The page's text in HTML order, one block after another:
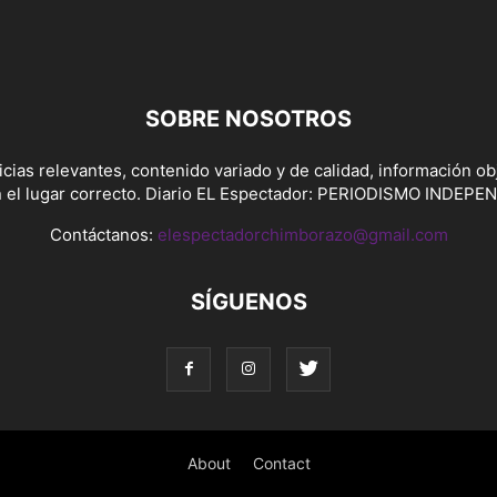
SOBRE NOSOTROS
relevantes, contenido variado y de calidad, información
lugar correcto. Diario EL Espectador: PERIODISMO
Contáctanos: elespectadorchimborazo@gmail.com
SÍGUENOS
About Contact